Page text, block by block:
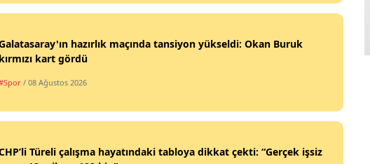
hazırlık maçında tansiyon yükseldi: Okan Buruk
kırmızı kart gördü
/ 08 Ağustos 2026
Türeli çalışma hayatındaki tabloya dikkat çekti: “Gerçek işsiz